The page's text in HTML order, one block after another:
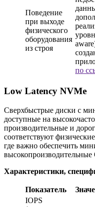
Поведение
при выходе
физического
оборудования
из строя
по
Low Latency NVMe
Сверхбыстрые диски с
доступные на
производительные и
соответствуют
где важно обеспечить
Характеристики,
Показатель
IOPS